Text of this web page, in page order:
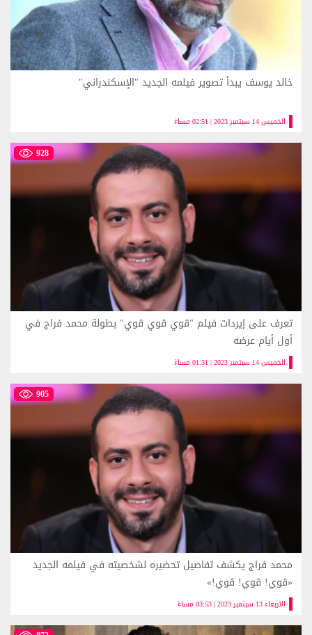
الخميس 14 سبتمبر 2023 | 02:51 مساءً
خالد يوسف يبدأ تصوير فيلمه الجديد "الإسكندراني"
928
الخميس 14 سبتمبر 2023 | 01:31 مساءً
تعرف على إيردات فيلم "ڤوي ڤوي ڤوي" بطولة محمد فراج في
أول أيام عرضه
905
الاربعاء 13 سبتمبر 2023 | 03:53 مساءً
محمد فراج يكشف تفاصيل تحضيره لشخصيته في فيلمه الجديد
«ڤوي! ڤوي! ڤوي!»